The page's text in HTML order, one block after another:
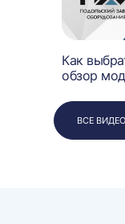
Как
обзор
ВСЕ ВИДЕО